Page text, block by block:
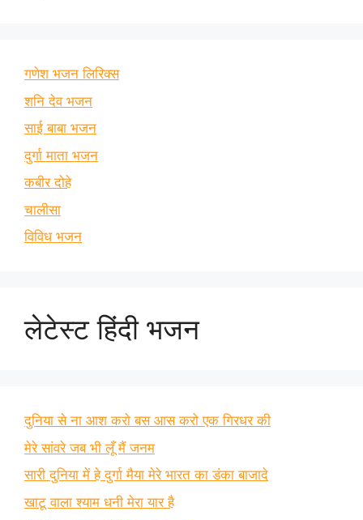
गणेश भजन लिरिक्स
शनि देव भजन
साई बाबा भजन
दुर्गा माता भजन
कबीर दोहे
चालीसा
विविध भजन
लेटेस्ट हिंदी भजन
दुनिया से ना आश करो बस आस करो एक गिरधर की
मेरे सांवरे जब भी लूँ मैं जनम
सारी दुनिया में हे दुर्गा मैया मेरे भारत का डंका बाजादे
खाटू वाला श्याम धनी मेरा यार है